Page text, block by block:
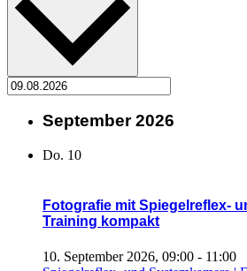
September 2026
Do. 10
Fotografie mit Spiegelreflex-
Training kompakt
10. September 2026, 09:00 - 11:00